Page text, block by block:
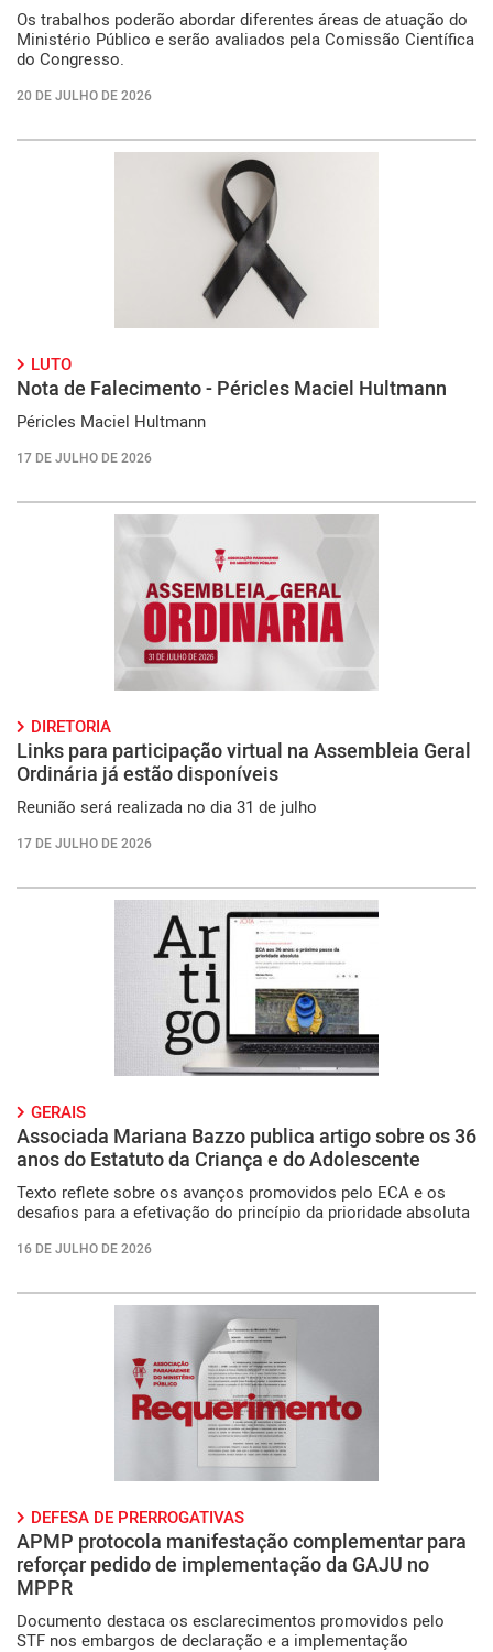
Os trabalhos poderão abordar diferentes áreas de atuação do
Ministério Público e serão avaliados pela Comissão Científica
do Congresso.
20 DE JULHO DE 2026
LUTO
Nota de Falecimento - Péricles Maciel Hultmann
Péricles Maciel Hultmann
17 DE JULHO DE 2026
DIRETORIA
Links para participação virtual na Assembleia Geral
Ordinária já estão disponíveis
Reunião será realizada no dia 31 de julho
17 DE JULHO DE 2026
GERAIS
Associada Mariana Bazzo publica artigo sobre os 36
anos do Estatuto da Criança e do Adolescente
Texto reflete sobre os avanços promovidos pelo ECA e os
desafios para a efetivação do princípio da prioridade absoluta
16 DE JULHO DE 2026
DEFESA DE PRERROGATIVAS
APMP protocola manifestação complementar para
reforçar pedido de implementação da GAJU no
MPPR
Documento destaca os esclarecimentos promovidos pelo
STF nos embargos de declaração e a implementação